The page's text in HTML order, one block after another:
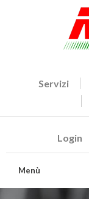
Servizi
Login
Menù